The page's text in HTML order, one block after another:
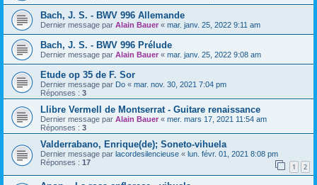
Bach, J. S. - BWV 996 Allemande
Dernier message par Alain Bauer « mar. janv. 25, 2022 9:11 am
Bach, J. S. - BWV 996 Prélude
Dernier message par Alain Bauer « mar. janv. 25, 2022 9:08 am
Etude op 35 de F. Sor
Dernier message par Do « mar. nov. 30, 2021 7:04 pm
Réponses : 3
Llibre Vermell de Montserrat - Guitare renaissance
Dernier message par Alain Bauer « mer. mars 17, 2021 11:54 am
Réponses : 3
Valderrabano, Enrique(de); Soneto-vihuela
Dernier message par lacordesilencieuse « lun. févr. 01, 2021 8:08 pm
Réponses : 17 1 2